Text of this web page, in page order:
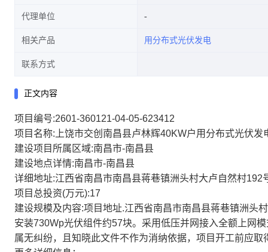
代理单位
相关产品 用分布式光伏发电
联系方式
正文内容
项目编号:2601-360121-04-05-623412
项目名称:上饶市交创南昌县卢林辉40KW户用分布式光伏发
建设项目所属区域:南昌市-南昌县
建设地点详情:南昌市-南昌县
详细地址:江西省南昌市南昌县蒋巷镇洲头村大卢自然村192
项目总投资(万元):17
建设规模及内容:项目地址.江西省南昌市南昌县蒋巷镇洲头
安装730Wp光伏组件约57块。采用低压并网接入全额上网
属无纠纷，且知晓此文件不作为消纳依据，项目开工前应